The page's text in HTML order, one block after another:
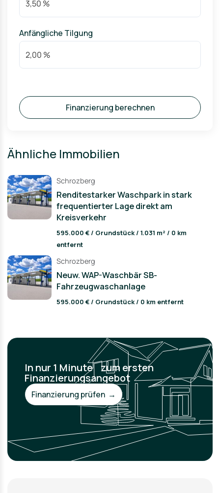
Anfängliche Tilgung
Finanzierung berechnen
Ähnliche Immobilien
Schrozberg
Renditestarker Waschpark in stark
frequentierter Lage direkt am
Kreisverkehr
595.000 € / Grundstück / 1.031 m² / 0 km
entfernt
Schrozberg
Neuw. WAP-Waschbär SB-
Fahrzeugwaschanlage
595.000 € / Grundstück / 0 km entfernt
In nur 1 Minute zum ersten
Finanzierungsangebot
Finanzierung prüfen →